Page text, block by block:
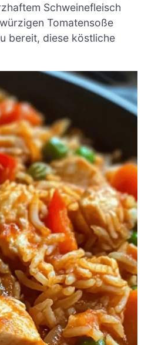
Schweinefleisch
Tomatensoße
bereit, diese köstliche